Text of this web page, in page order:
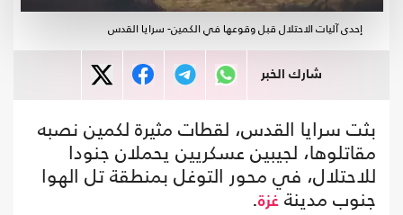
إحدى آليات الاحتلال قبل وقوعها في الكمين- سرايا القدس
شارك الخبر
بثت سرايا القدس، لقطات مثيرة لكمين نصبه
مقاتلوها، لجيبين عسكريين يحملان جنودا
للاحتلال، في محور التوغل بمنطقة تل الهوا
جنوب مدينةغزة.